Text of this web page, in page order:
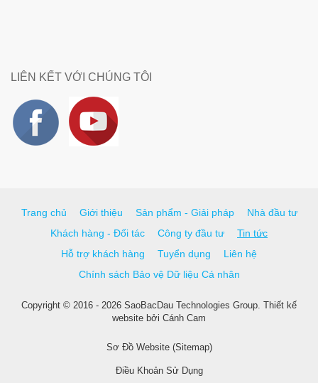
LIÊN KẾT VỚI CHÚNG TÔI
Trang chủ Giới thiệu Sản phẩm - Giải pháp
Nhà đầu tư
Khách hàng - Đối tác
Công ty đầu tư
Tin tức
Hỗ trợ khách hàng
Tuyển dụng
Liên hệ
Chính sách Bảo vệ Dữ liệu Cá nhân
Copyright © 2016 - 2026 SaoBacDau Technologies Group. Thiết kế
website bởi Cánh Cam
Sơ Đồ Website (Sitemap)
Điều Khoản Sử Dụng